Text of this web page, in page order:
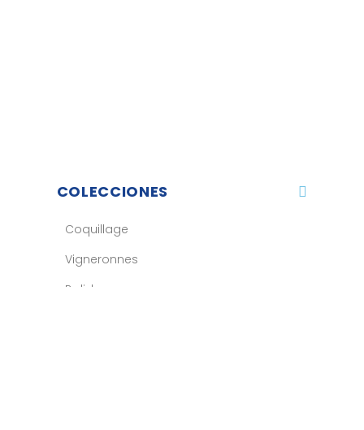
COLECCIONES
Coquillage
Vigneronnes
Balizh